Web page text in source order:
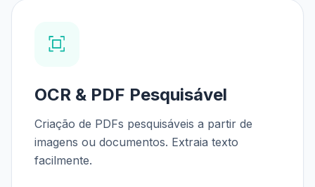
OCR & PDF Pesquisável
Criação de PDFs pesquisáveis a partir de
imagens ou documentos. Extraia texto
facilmente.